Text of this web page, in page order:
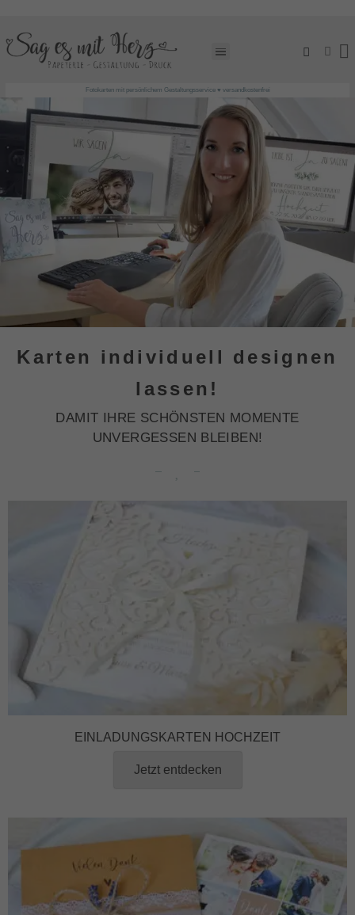
Fotokarten mit persönlichem Gestaltungsservice ♥ versandkostenfrei
EINLADUNGSKARTEN GESTALTEN LASSEN!
Karten individuell designen
lassen!
DAMIT IHRE SCHÖNSTEN MOMENTE
UNVERGESSEN BLEIBEN!
EINLADUNGSKARTEN HOCHZEIT
Jetzt entdecken